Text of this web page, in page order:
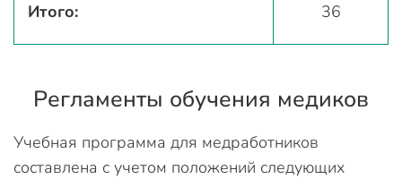
Итого: 36
Регламенты обучения медиков
Учебная программа для медработников
составлена с учетом положений следующих